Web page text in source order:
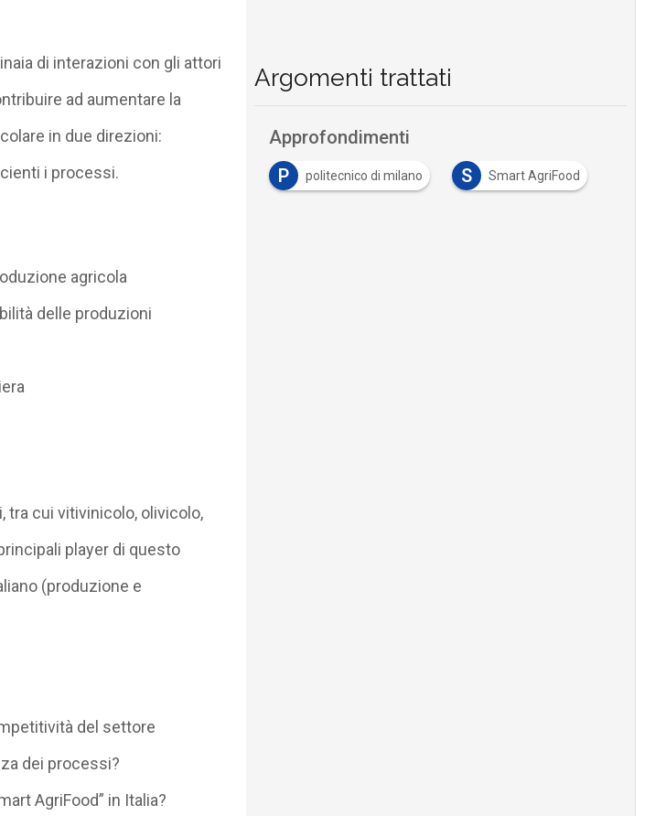
di interazioni con gli attori
ad aumentare la
in due direzioni:
i processi.
agricola
delle produzioni
tra cui vitivinicolo, olivicolo,
player di questo
(produzione e
del settore
dei processi?
AgriFood” in Italia?
Argomenti trattati
Approfondimenti
P
politecnico di milano S Smart AgriFood